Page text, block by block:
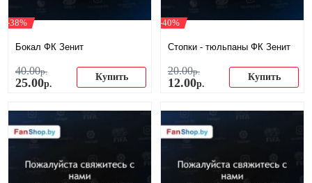
-38%
Бокал ФК Зенит
40.00р.
25.00р.
Купить
-40%
​Стопки - тюльпаны ФК Зенит
20.00р.
12.00р.
Купить